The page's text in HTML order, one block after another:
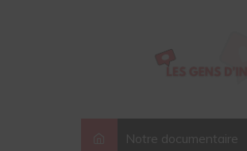
Notre documentaire